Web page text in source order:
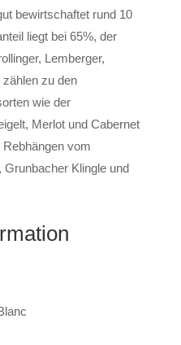
bewirtschaftet rund 10
liegt bei 65%, der
Lemberger,
zu den
wie der
Merlot und Cabernet
vom
Klingle und